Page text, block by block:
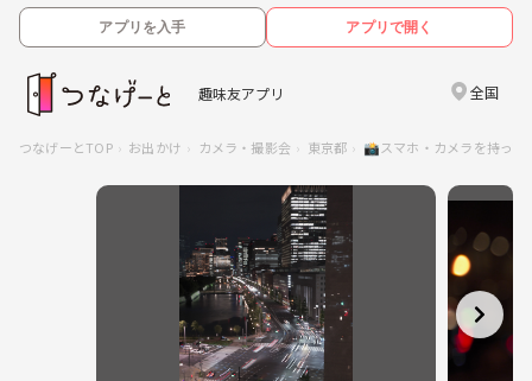
アプリを入手 アプリで開く
趣味友アプリ 全国
つなげーとTOP お出かけ カメラ・撮影会 東京都 📸スマホ・カメラを持っ